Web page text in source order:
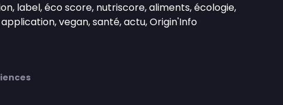
label, éco score, nutriscore, aliments, écologie,
vegan, santé, actu, Origin'Info